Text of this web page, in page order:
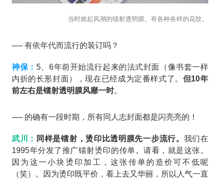
当时掀起风潮的镭射透明膜。有各种各样的花纹。
── 有依年代而流行的装订吗？
神保： 5、6年前开始流行起来的法式封面（像书套一样
内折的长形封面），现在已经成为定番样式了。 但10年
前左右是镭射透明膜风靡一时。
── 的确有一段时期，所有同人志封面都是闪亮亮的！
武川： 同样是镭射，烫印比透明膜先一步流行。 我们在
1995年分发了推广镭射烫印的传单。请看，就是这张。
因为这一小块烫印加工，这张传单的造价可不低呢
（笑）。因为烫印既平价，看上去又华丽，所以人气一直